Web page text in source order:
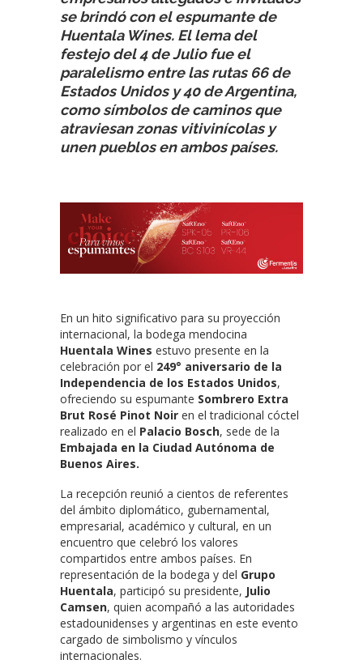
se brindó con el espumante de
Huentala Wines. El lema del
festejo del 4 de Julio fue el
paralelismo entre las rutas 66 de
Estados Unidos y 40 de Argentina,
como símbolos de caminos que
atraviesan zonas vitivinícolas y
unen pueblos en ambos países.
En un hito significativo para su proyección
internacional, la bodega mendocina
Huentala Wines estuvo presente en la
celebración por el 249° aniversario de la
Independencia de los Estados Unidos,
ofreciendo su espumante Sombrero Extra
Brut Rosé Pinot Noir en el tradicional cóctel
realizado en el Palacio Bosch, sede de la
Embajada en la Ciudad Autónoma de
Buenos Aires.
La recepción reunió a cientos de referentes
del ámbito diplomático, gubernamental,
empresarial, académico y cultural, en un
encuentro que celebró los valores
compartidos entre ambos países. En
representación de la bodega y del Grupo
Huentala, participó su presidente, Julio
Camsen, quien acompañó a las autoridades
estadounidenses y argentinas en este evento
cargado de simbolismo y vínculos
internacionales.